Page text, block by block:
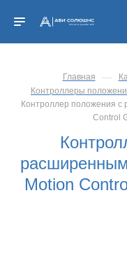
Главная —
Контроллеры
Контроллер положения
Control
Motion